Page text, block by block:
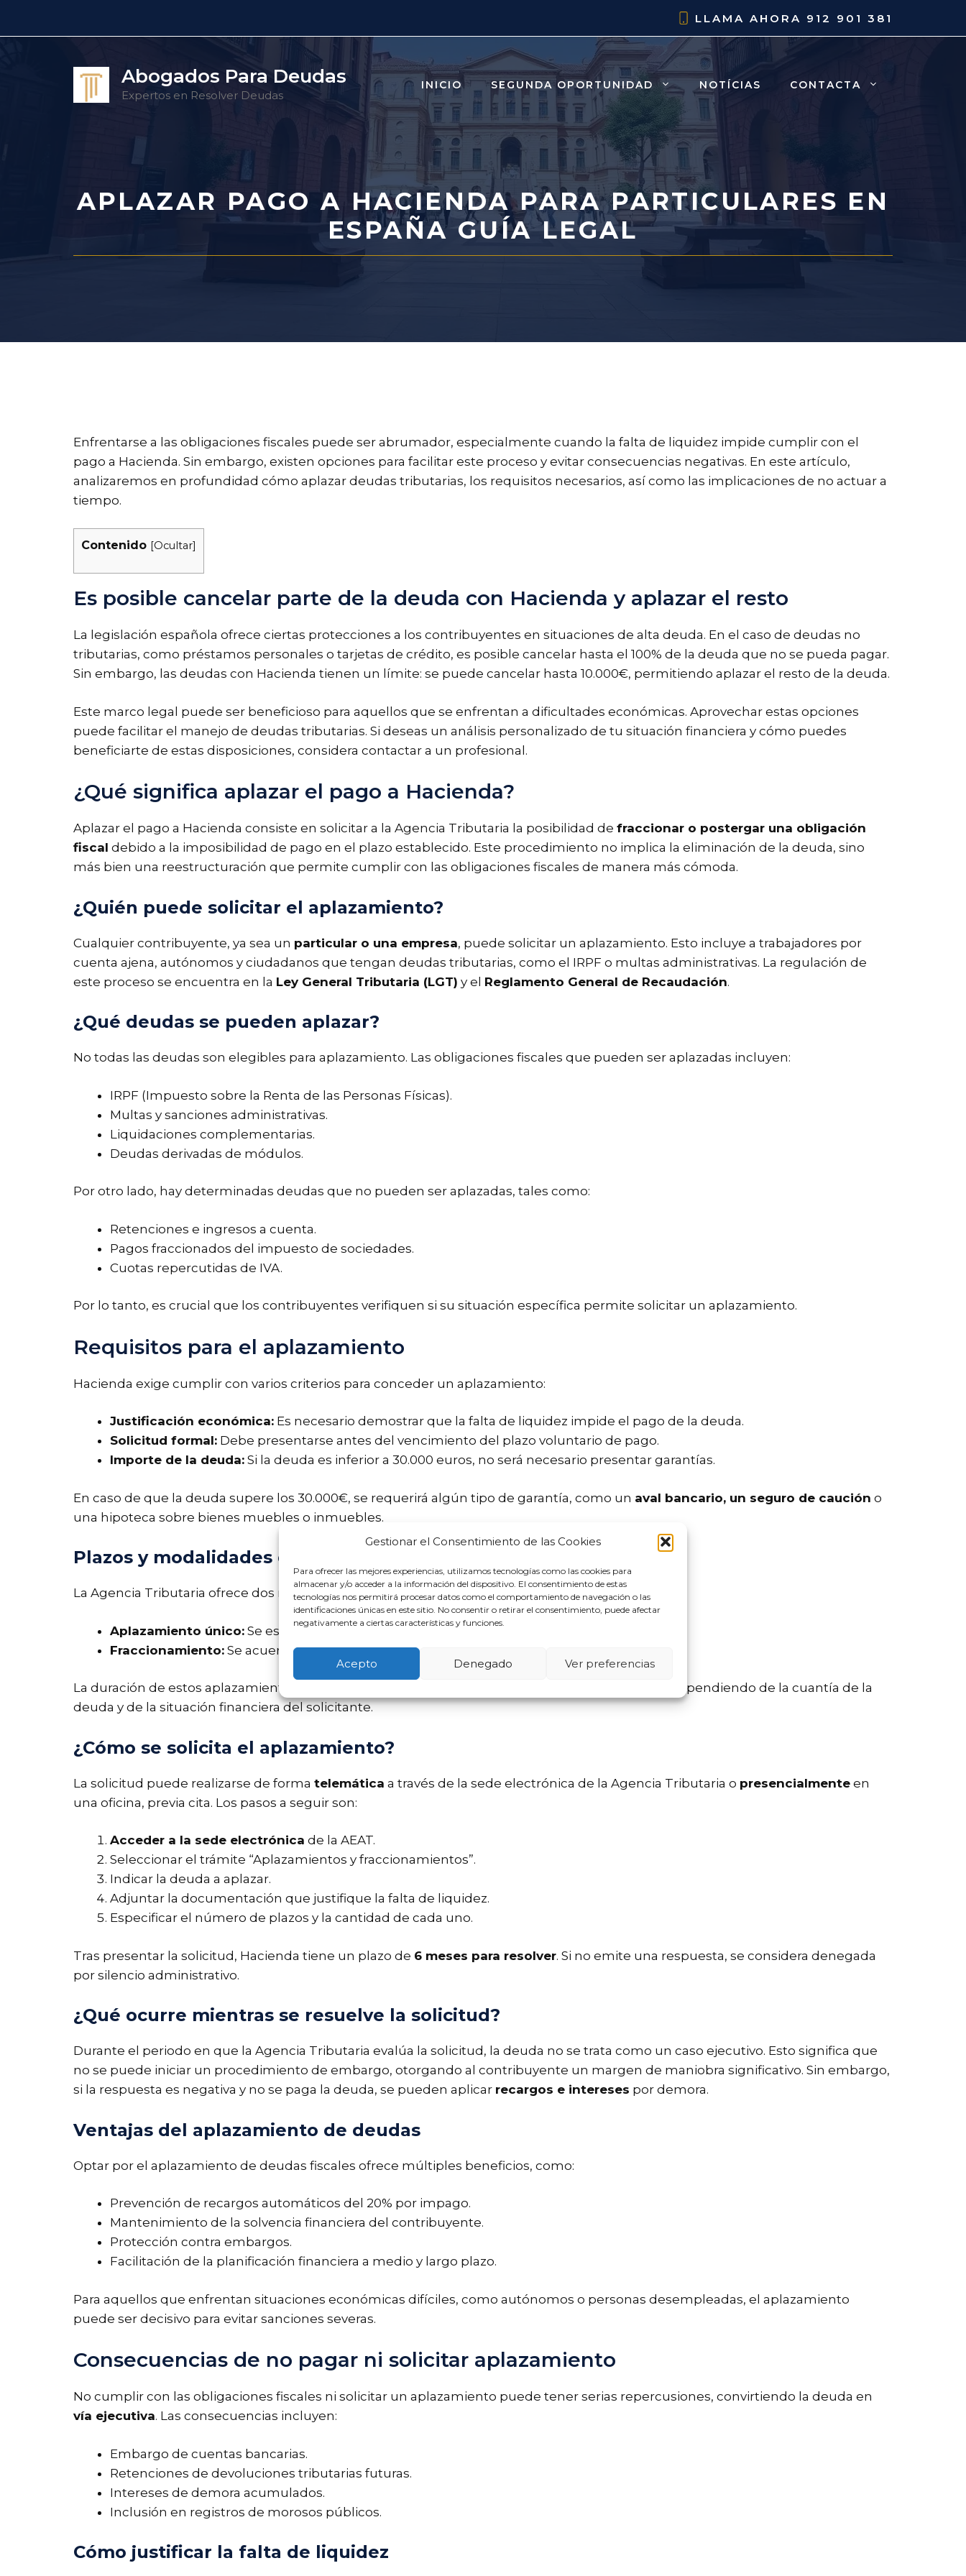
Gestionar el Consentimiento de las Cookies
Para ofrecer las mejores experiencias, utilizamos tecnologías como las cookies para
almacenar y/o acceder a la información del dispositivo. El consentimiento de estas
tecnologías nos permitirá procesar datos como el comportamiento de navegación o las
identificaciones únicas en este sitio. No consentir o retirar el consentimiento, puede afectar
negativamente a ciertas características y funciones.
Acepto Denegado Ver preferencias
LLAMA AHORA 912 901 381
Abogados Para Deudas
Expertos en Resolver Deudas
INICIO SEGUNDA OPORTUNIDAD NOTÍCIAS CONTACTA
APLAZAR PAGO A HACIENDA PARA PARTICULARES EN
ESPAÑA GUÍA LEGAL
Enfrentarse a las obligaciones fiscales puede ser abrumador, especialmente cuando la falta de liquidez impide cumplir con el
pago a Hacienda. Sin embargo, existen opciones para facilitar este proceso y evitar consecuencias negativas. En este artículo,
analizaremos en profundidad cómo aplazar deudas tributarias, los requisitos necesarios, así como las implicaciones de no actuar a
tiempo.
Contenido [Ocultar]
Es posible cancelar parte de la deuda con Hacienda y aplazar el resto
La legislación española ofrece ciertas protecciones a los contribuyentes en situaciones de alta deuda. En el caso de deudas no
tributarias, como préstamos personales o tarjetas de crédito, es posible cancelar hasta el 100% de la deuda que no se pueda pagar.
Sin embargo, las deudas con Hacienda tienen un límite: se puede cancelar hasta 10.000€, permitiendo aplazar el resto de la deuda.
Este marco legal puede ser beneficioso para aquellos que se enfrentan a dificultades económicas. Aprovechar estas opciones
puede facilitar el manejo de deudas tributarias. Si deseas un análisis personalizado de tu situación financiera y cómo puedes
beneficiarte de estas disposiciones, considera contactar a un profesional.
¿Qué significa aplazar el pago a Hacienda?
Aplazar el pago a Hacienda consiste en solicitar a la Agencia Tributaria la posibilidad de fraccionar o postergar una obligación
fiscal debido a la imposibilidad de pago en el plazo establecido. Este procedimiento no implica la eliminación de la deuda, sino
más bien una reestructuración que permite cumplir con las obligaciones fiscales de manera más cómoda.
¿Quién puede solicitar el aplazamiento?
Cualquier contribuyente, ya sea un particular o una empresa, puede solicitar un aplazamiento. Esto incluye a trabajadores por
cuenta ajena, autónomos y ciudadanos que tengan deudas tributarias, como el IRPF o multas administrativas. La regulación de
este proceso se encuentra en la Ley General Tributaria (LGT) y el Reglamento General de Recaudación.
¿Qué deudas se pueden aplazar?
No todas las deudas son elegibles para aplazamiento. Las obligaciones fiscales que pueden ser aplazadas incluyen:
IRPF (Impuesto sobre la Renta de las Personas Físicas).
Multas y sanciones administrativas.
Liquidaciones complementarias.
Deudas derivadas de módulos.
Por otro lado, hay determinadas deudas que no pueden ser aplazadas, tales como:
Retenciones e ingresos a cuenta.
Pagos fraccionados del impuesto de sociedades.
Cuotas repercutidas de IVA.
Por lo tanto, es crucial que los contribuyentes verifiquen si su situación específica permite solicitar un aplazamiento.
Requisitos para el aplazamiento
Hacienda exige cumplir con varios criterios para conceder un aplazamiento:
Justificación económica: Es necesario demostrar que la falta de liquidez impide el pago de la deuda.
Solicitud formal: Debe presentarse antes del vencimiento del plazo voluntario de pago.
Importe de la deuda: Si la deuda es inferior a 30.000 euros, no será necesario presentar garantías.
En caso de que la deuda supere los 30.000€, se requerirá algún tipo de garantía, como un aval bancario, un seguro de caución o
una hipoteca sobre bienes muebles o inmuebles.
Plazos y modalidades de aplazamiento
La Agencia Tributaria ofrece dos modalidades para el aplazamiento:
Aplazamiento único: Se establece una fecha específica para el pago total de la deuda.
Fraccionamiento: Se acuerda un calendario de pagos mensuales que se deben cumplir.
La duración de estos aplazamientos puede variar, generalmente oscilando entre
, dependiendo de la cuantía de la
deuda y de la situación financiera del solicitante.
¿Cómo se solicita el aplazamiento?
La solicitud puede realizarse de forma telemática a través de la sede electrónica de la Agencia Tributaria o presencialmente en
una oficina, previa cita. Los pasos a seguir son:
Acceder a la sede electrónica de la AEAT.
Seleccionar el trámite “Aplazamientos y fraccionamientos”.
Indicar la deuda a aplazar.
Adjuntar la documentación que justifique la falta de liquidez.
Especificar el número de plazos y la cantidad de cada uno.
Tras presentar la solicitud, Hacienda tiene un plazo de 6 meses para resolver. Si no emite una respuesta, se considera denegada
por silencio administrativo.
¿Qué ocurre mientras se resuelve la solicitud?
Durante el periodo en que la Agencia Tributaria evalúa la solicitud, la deuda no se trata como un caso ejecutivo. Esto significa que
no se puede iniciar un procedimiento de embargo, otorgando al contribuyente un margen de maniobra significativo. Sin embargo,
si la respuesta es negativa y no se paga la deuda, se pueden aplicar recargos e intereses por demora.
Ventajas del aplazamiento de deudas
Optar por el aplazamiento de deudas fiscales ofrece múltiples beneficios, como:
Prevención de recargos automáticos del 20% por impago.
Mantenimiento de la solvencia financiera del contribuyente.
Protección contra embargos.
Facilitación de la planificación financiera a medio y largo plazo.
Para aquellos que enfrentan situaciones económicas difíciles, como autónomos o personas desempleadas, el aplazamiento
puede ser decisivo para evitar sanciones severas.
Consecuencias de no pagar ni solicitar aplazamiento
No cumplir con las obligaciones fiscales ni solicitar un aplazamiento puede tener serias repercusiones, convirtiendo la deuda en
vía ejecutiva. Las consecuencias incluyen:
Embargo de cuentas bancarias.
Retenciones de devoluciones tributarias futuras.
Intereses de demora acumulados.
Inclusión en registros de morosos públicos.
Cómo justificar la falta de liquidez